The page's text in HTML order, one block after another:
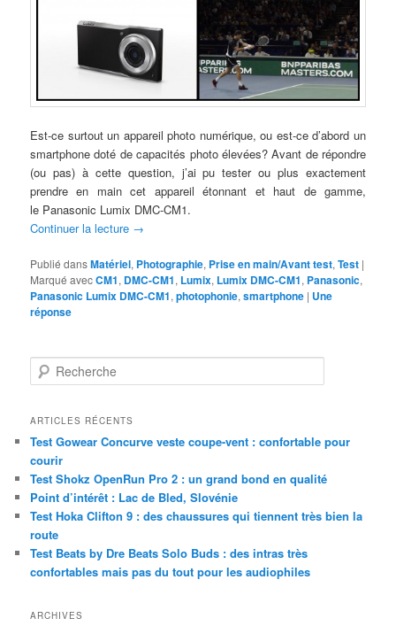
Est-ce surtout un appareil photo numérique, ou est-ce d’abord un
smartphone doté de capacités photo élevées? Avant de répondre
(ou pas) à cette question, j’ai pu tester ou plus exactement
prendre en main cet appareil étonnant et haut de gamme,
le Panasonic Lumix DMC-CM1.
Continuer la lecture →
Publié dansMatériel, Photographie, Prise en main/Avant test,Test |
Marqué avecCM1, DMC-CM1, Lumix, Lumix DMC-CM1, Panasonic,
Panasonic Lumix DMC-CM1,photophonie,smartphone | Une
réponse
e
h
r
c
h
e
ARTICLES RÉCENTS
Test Gowear Concurve veste coupe-vent : confortable pour
courir
Test Shokz OpenRun Pro 2 : un grand bond en qualité
Point d’intérêt : Lac de Bled, Slovénie
Test Hoka Clifton 9 : des chaussures qui tiennent très bien la
route
Test Beats by Dre Beats Solo Buds : des intras très
confortables mais pas du tout pour les audiophiles
ARCHIVES